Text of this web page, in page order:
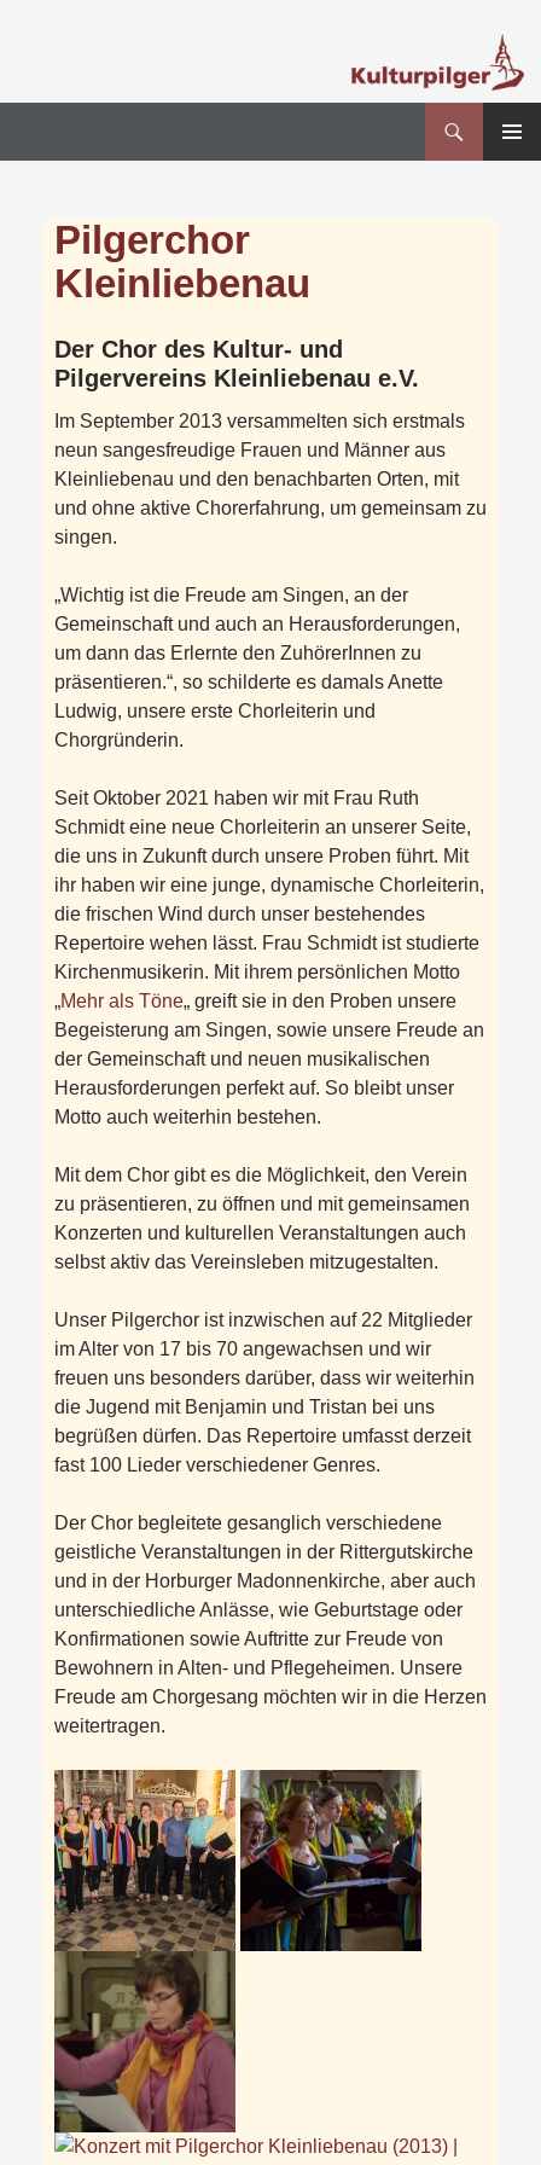
Kultur- und Pilgerverein Kleinliebenau e.V.
Pilgerchor
Kleinliebenau
Der Chor des Kultur- und
Pilgervereins Kleinliebenau e.V.
Im September 2013 versammelten sich erstmals
neun sangesfreudige Frauen und Männer aus
Kleinliebenau und den benachbarten Orten, mit
und ohne aktive Chorerfahrung, um gemeinsam zu
singen.
„Wichtig ist die Freude am Singen, an der
Gemeinschaft und auch an Herausforderungen,
um dann das Erlernte den ZuhörerInnen zu
präsentieren.“, so schilderte es damals Anette
Ludwig, unsere erste Chorleiterin und
Chorgründerin.
Seit Oktober 2021 haben wir mit Frau Ruth
Schmidt eine neue Chorleiterin an unserer Seite,
die uns in Zukunft durch unsere Proben führt. Mit
ihr haben wir eine junge, dynamische Chorleiterin,
die frischen Wind durch unser bestehendes
Repertoire wehen lässt. Frau Schmidt ist studierte
Kirchenmusikerin. Mit ihrem persönlichen Motto
„Mehr als Töne„ greift sie in den Proben unsere
Begeisterung am Singen, sowie unsere Freude an
der Gemeinschaft und neuen musikalischen
Herausforderungen perfekt auf. So bleibt unser
Motto auch weiterhin bestehen.
Mit dem Chor gibt es die Möglichkeit, den Verein
zu präsentieren, zu öffnen und mit gemeinsamen
Konzerten und kulturellen Veranstaltungen auch
selbst aktiv das Vereinsleben mitzugestalten.
Unser Pilgerchor ist inzwischen auf 22 Mitglieder
im Alter von 17 bis 70 angewachsen und wir
freuen uns besonders darüber, dass wir weiterhin
die Jugend mit Benjamin und Tristan bei uns
begrüßen dürfen. Das Repertoire umfasst derzeit
fast 100 Lieder verschiedener Genres.
Der Chor begleitete gesanglich verschiedene
geistliche Veranstaltungen in der Rittergutskirche
und in der Horburger Madonnenkirche, aber auch
unterschiedliche Anlässe, wie Geburtstage oder
Konfirmationen sowie Auftritte zur Freude von
Bewohnern in Alten- und Pflegeheimen. Unsere
Freude am Chorgesang möchten wir in die Herzen
weitertragen.